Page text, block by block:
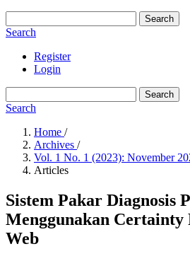
Search
Search
Register
Login
Search
Search
Home /
Archives /
Vol. 1 No. 1 (2023): November
Articles
Sistem Pakar Diagnosis
Menggunakan Certainty
Web